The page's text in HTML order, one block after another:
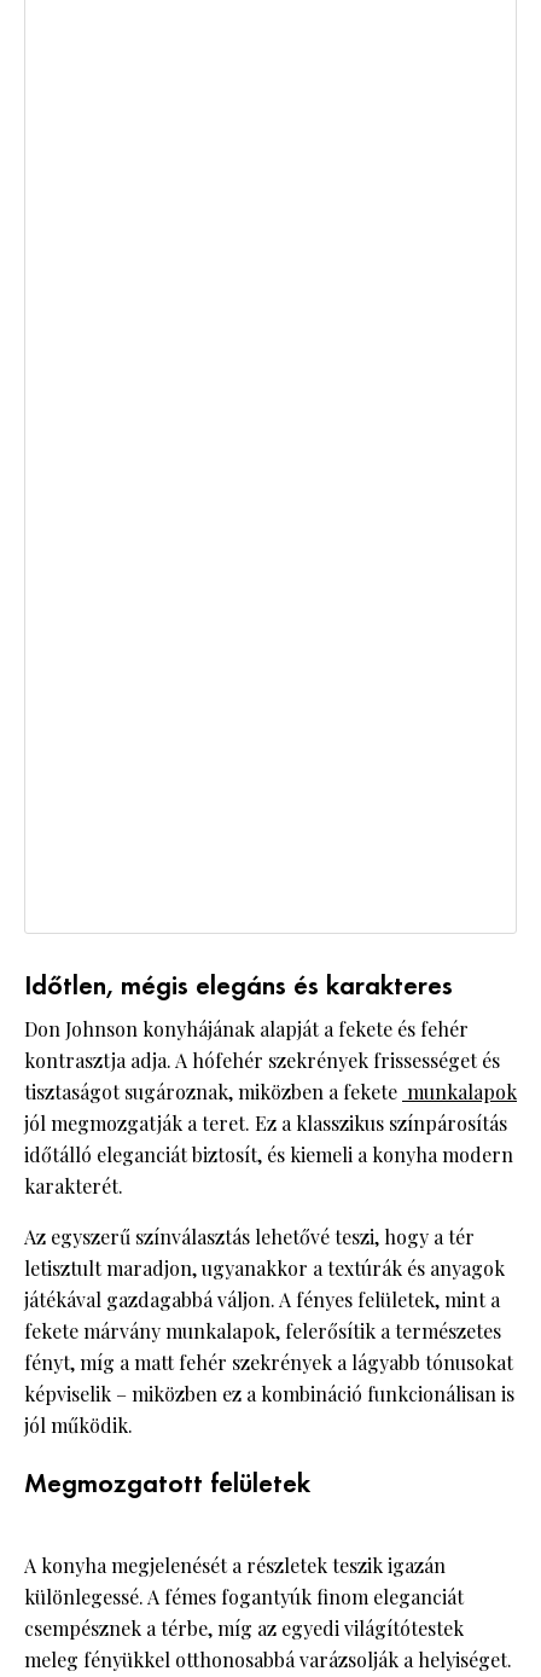
Időtlen, mégis elegáns és karakteres
Don Johnson konyhájának alapját a fekete és fehér
kontrasztja adja. A hófehér szekrények frissességet és
tisztaságot sugároznak, miközben a fekete munkalapok
jól megmozgatják a teret. Ez a klasszikus színpárosítás
időtálló eleganciát biztosít, és kiemeli a konyha modern
karakterét.
Az egyszerű színválasztás lehetővé teszi, hogy a tér
letisztult maradjon, ugyanakkor a textúrák és anyagok
játékával gazdagabbá váljon. A fényes felületek, mint a
fekete márvány munkalapok, felerősítik a természetes
fényt, míg a matt fehér szekrények a lágyabb tónusokat
képviselik – miközben ez a kombináció funkcionálisan is
jól működik.
Megmozgatott felületek
A konyha megjelenését a részletek teszik igazán
különlegessé. A fémes fogantyúk finom eleganciát
csempésznek a térbe, míg az egyedi világítótestek
meleg fényükkel otthonosabbá varázsolják a helyiséget.